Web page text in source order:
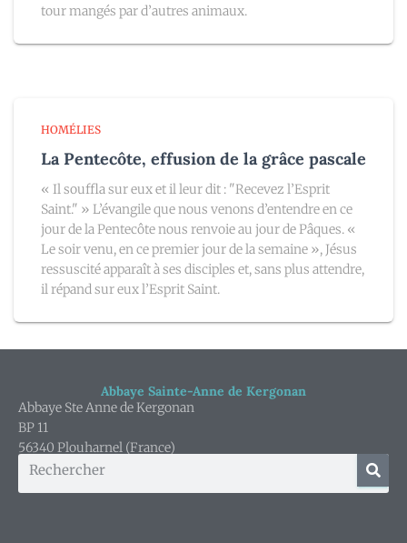
tour mangés par d’autres animaux.
HOMÉLIES
La Pentecôte, effusion de la grâce pascale
« Il souffla sur eux et il leur dit : "Recevez l’Esprit
Saint." » L’évangile que nous venons d’entendre en ce
jour de la Pentecôte nous renvoie au jour de Pâques. «
Le soir venu, en ce premier jour de la semaine », Jésus
ressuscité apparaît à ses disciples et, sans plus attendre,
il répand sur eux l’Esprit Saint.
Abbaye Sainte-Anne de Kergonan
Abbaye Ste Anne de Kergonan
BP 11
56340 Plouharnel (France)